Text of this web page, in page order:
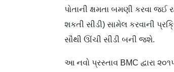
પોતાની ક્ષમતા બમણી કરવા જઈ
શકતી સીડી) સામેલ કરવાની
સૌથી ઊંચી સીડી બની જશે.
આ નવો પ્રસ્તાવ BMC દ્વારા